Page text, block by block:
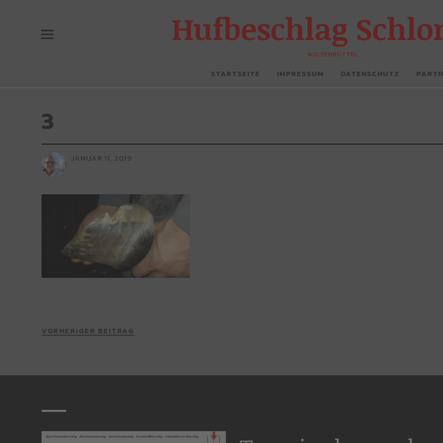
Hufbeschlag
WOLFENBÜTTEL
STARTSEITE IMPRESSUM DATENSCHUTZ
3
JANUAR 11, 2019
VORHERIGER BEITRAG